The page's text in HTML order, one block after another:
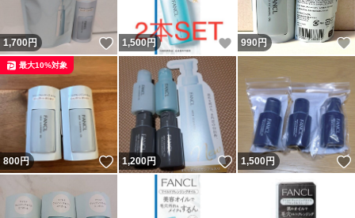
1,700円 いいね！
1,500円 いいね！
990 円
800円 いいね！
最大10%対象
1,200円 いいね！
1,500円